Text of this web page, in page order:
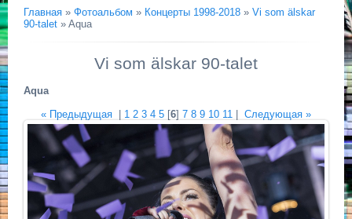
Главная » Фотоальбом » Концерты 1998-2018 » Vi som älskar
90-talet » Aqua
Vi som älskar 90-talet
Aqua
« Предыдущая
1 2 3 4 5 [6] 7 8 9 10 11 Следующая »